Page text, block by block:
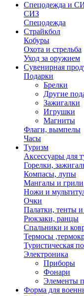
Спецодежда и
СИЗ
Спецодежда
Страйкбол
Кобуры
Охота и стрельба
Уход за оружием
Сувенирная
Подарки
Брелки
Другие
Зажигалки
Игрушки
Магниты
Флаги, вымпелы
Часы
Туризм
Аксессуары для
Горелки,
Компасы, лупы
Мангалы и грили
Ножи и
Очки
Палатки, тенты
Рюкзаки, ранцы
Спальники и
Термосы
Туристическая
Электроника
Приборы
Фонари
Элементы
Форма для